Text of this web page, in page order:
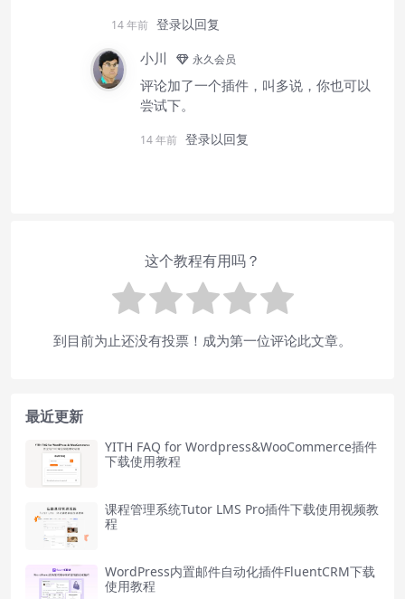
14 年前 登录以回复
小川 永久会员
评论加了一个插件，叫多说，你也可以
尝试下。
14 年前 登录以回复
这个教程有用吗？
到目前为止还没有投票！成为第一位评论此文章。
最近更新
YITH FAQ for Wordpress&WooCommerce插件
下载使用教程
课程管理系统Tutor LMS Pro插件下载使用视频教
程
WordPress内置邮件自动化插件FluentCRM下载
使用教程